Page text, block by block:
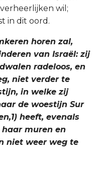
wil;
in dit oord.
horen zal,
van Israël: zij
radeloos, en
niet verder te
in welke zij
de woestijn Sur
heeft, evenals
muren en
niet weer weg te